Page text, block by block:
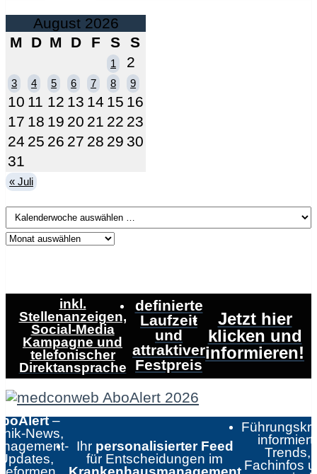
August 2026
M
D M D F S S
1 2
3 4 5 6 7 8 9
10 11 12 13 14 15 16
17 18 19 20 21 22 23
24 25 26 27 28 29 30
31
« Juli
inkl.
Stellenanzeigen,
Social-Media
Kampagne und
telefonischer
Direktansprache
definierte
Laufzeit
und
attraktiver
Festpreis
Jetzt hier
klicken und
informieren!
–
News,
Ihr personalisierter Feed
für Entscheidungen im
informiert:
Trends,
Fachinfos